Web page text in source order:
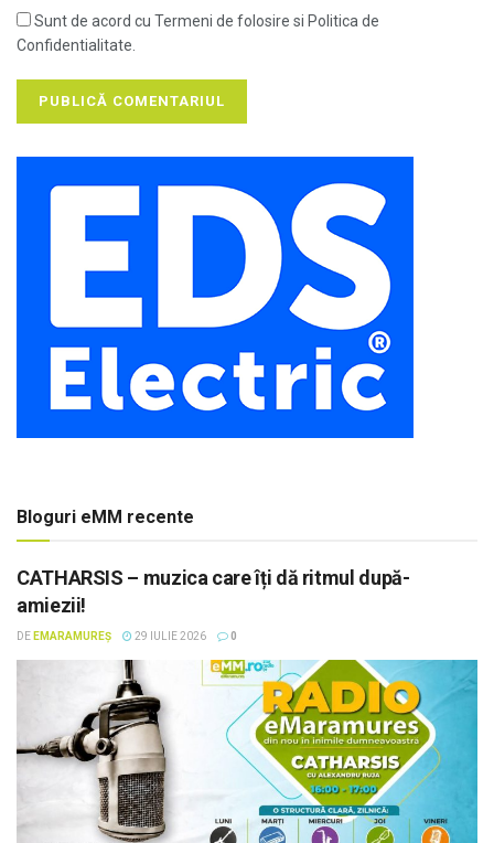
Sunt de acord cu Termeni de folosire si Politica de
Confidentialitate.
Bloguri eMM recente
CATHARSIS – muzica care îți dă ritmul după-
amiezii!
DE EMARAMUREȘ 29 IULIE 2026 0